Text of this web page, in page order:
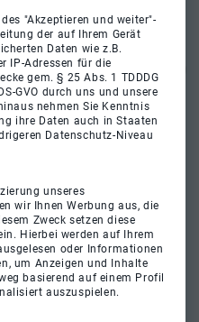
"Akzeptieren und weiter"-
der auf Ihrem Gerät
Daten wie z.B.
IP-Adressen für die
gem. § 25 Abs. 1 TDDDG
GVO durch uns und unsere
nehmen Sie Kenntnis
ihre Daten auch in Staaten
Datenschutz-Niveau
unseres
wir Ihnen Werbung aus, die
Zweck setzen diese
Hierbei werden auf Ihrem
oder Informationen
um Anzeigen und Inhalte
basierend auf einem Profil
auszuspielen.